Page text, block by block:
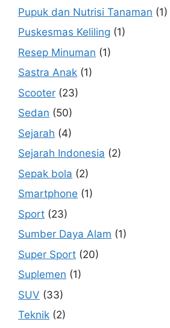
Pupuk dan Nutrisi Tanaman (1)
Puskesmas Keliling (1)
Resep Minuman (1)
Sastra Anak (1)
Scooter (23)
Sedan (50)
Sejarah (4)
Sejarah Indonesia (2)
Sepak bola (2)
Smartphone (1)
Sport (23)
Sumber Daya Alam (1)
Super Sport (20)
Suplemen (1)
SUV (33)
Teknik (2)